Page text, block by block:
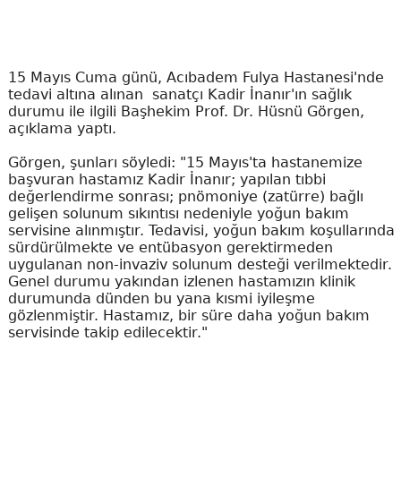
15 Mayıs Cuma günü, Acıbadem Fulya Hastanesi'nde
tedavi altına alınan sanatçı Kadir İnanır'ın sağlık
durumu ile ilgili Başhekim Prof. Dr. Hüsnü Görgen,
açıklama yaptı.
Görgen, şunları söyledi: "15 Mayıs'ta hastanemize
başvuran hastamız Kadir İnanır; yapılan tıbbi
değerlendirme sonrası; pnömoniye (zatürre) bağlı
gelişen solunum sıkıntısı nedeniyle yoğun bakım
servisine alınmıştır. Tedavisi, yoğun bakım koşullarında
sürdürülmekte ve entübasyon gerektirmeden
uygulanan non-invaziv solunum desteği verilmektedir.
Genel durumu yakından izlenen hastamızın klinik
durumunda dünden bu yana kısmi iyileşme
gözlenmiştir. Hastamız, bir süre daha yoğun bakım
servisinde takip edilecektir."